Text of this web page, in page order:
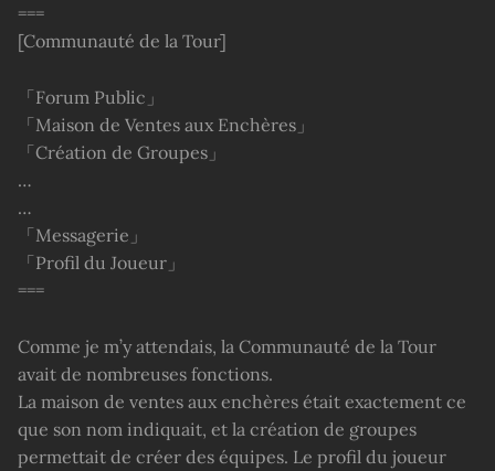
===
[Communauté de la Tour]
「Forum Public」
「Maison de Ventes aux Enchères」
「Création de Groupes」
…
…
「Messagerie」
「Profil du Joueur」
===
Comme je m’y attendais, la Communauté de la Tour
avait de nombreuses fonctions.
La maison de ventes aux enchères était exactement ce
que son nom indiquait, et la création de groupes
permettait de créer des équipes. Le profil du joueur